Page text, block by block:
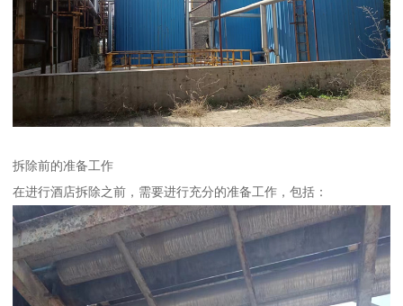
拆除前的准备工作
在进行酒店拆除之前，需要进行充分的准备工作，包括：